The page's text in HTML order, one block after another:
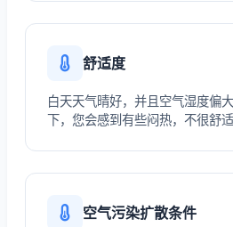
舒适度
白天天气晴好，并且空气湿度偏
下，您会感到有些闷热，不很舒适
空气污染扩散条件